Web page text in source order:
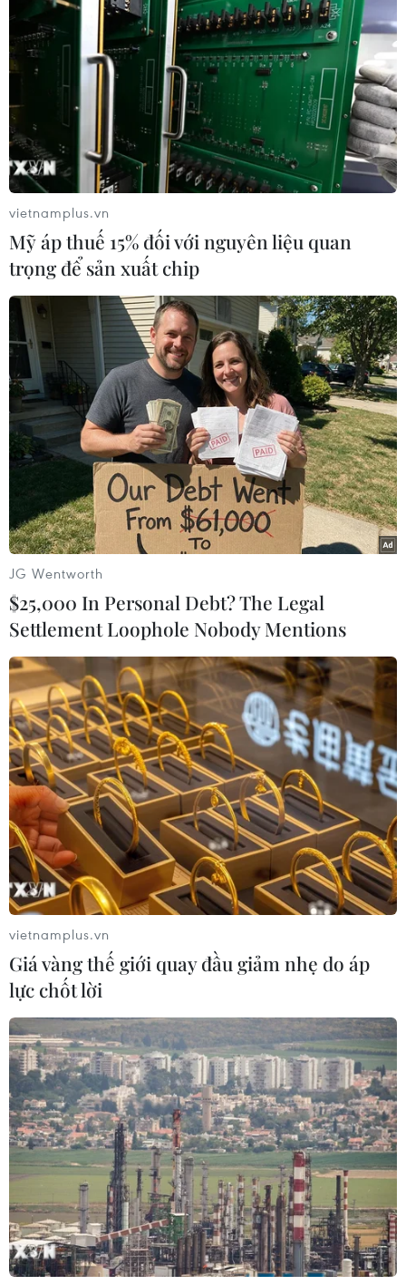
#vụ án #phạm pháp #pháp luật
#pháp đình
#xã hội
#an ninh xã hội #chính trị
#VietnamPlus
#Vietnam
#Plus Tây Ban Nha
Theo dõi VietnamPlus
TIN LIÊN QUAN
Cảnh sát Tây Ban Nha lục soát các trụ sở
của chính quyền Catalonia
20/09/2017 08:24
Cảnh sát bán quân sự Tây Ban Nha tiến hành lục soát
văn phòng của người đứng đầu vùng Catalonia cũng
như các văn phòng phụ trách vấn đề kinh tế, quan hệ
đối ngoại...
Tây Ban Nha bắt giữ hàng chục thành viên
chính quyền vùng Catanolia
20/09/2017 13:23
Cảnh sát Tây Ban Nha đã bắt giữ 13 thành viên chính
quyền vùng Catalonia trong bối cảnh chính quyền vùng
này đang nỗ lực thúc đẩy tiến hành cuộc trưng cầu ý
dân về vấn đề độc lập cho vùng lãnh thổ.
vietnamplus.vn
Mỹ áp thuế 15% đối với nguyên liệu quan
trọng để sản xuất chip
JG Wentworth
$25,000 In Personal Debt? The Legal
Settlement Loophole Nobody Mentions
vietnamplus.vn
Giá vàng thế giới quay đầu giảm nhẹ do áp
lực chốt lời